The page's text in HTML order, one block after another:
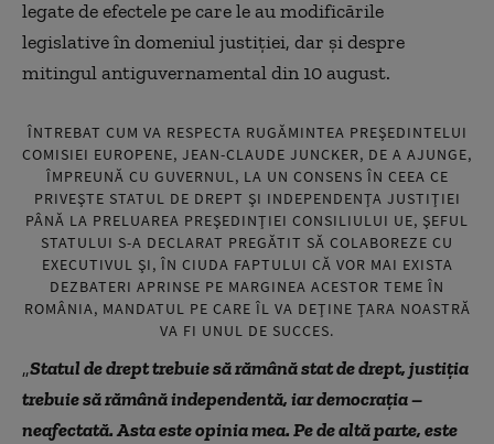
legate de efectele pe care le au modificările
legislative în domeniul justiţiei, dar şi despre
mitingul antiguvernamental din 10 august.
ÎNTREBAT CUM VA RESPECTA RUGĂMINTEA PREŞEDINTELUI
COMISIEI EUROPENE, JEAN-CLAUDE JUNCKER, DE A AJUNGE,
ÎMPREUNĂ CU GUVERNUL, LA UN CONSENS ÎN CEEA CE
PRIVEŞTE STATUL DE DREPT ŞI INDEPENDENŢA JUSTIŢIEI
PÂNĂ LA PRELUAREA PREŞEDINŢIEI CONSILIULUI UE, ŞEFUL
STATULUI S-A DECLARAT PREGĂTIT SĂ COLABOREZE CU
EXECUTIVUL ŞI, ÎN CIUDA FAPTULUI CĂ VOR MAI EXISTA
DEZBATERI APRINSE PE MARGINEA ACESTOR TEME ÎN
ROMÂNIA, MANDATUL PE CARE ÎL VA DEŢINE ŢARA NOASTRĂ
VA FI UNUL DE SUCCES.
„Statul de drept trebuie să rămână stat de drept, justiţia
trebuie să rămână independentă, iar democraţia –
neafectată. Asta este opinia mea. Pe de altă parte, este